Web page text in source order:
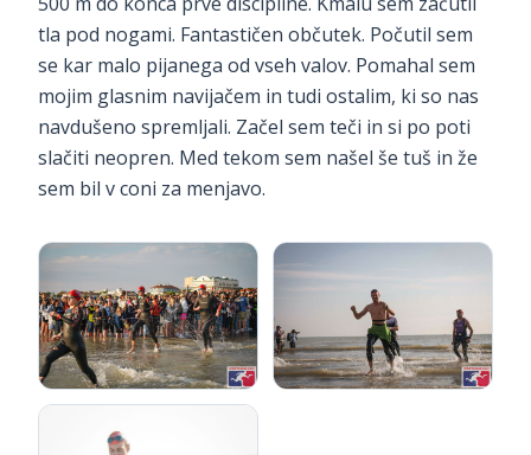
tla pod nogami. Fantastičen občutek. Počutil sem
se kar malo pijanega od vseh valov. Pomahal sem
mojim glasnim navijačem in tudi ostalim, ki so nas
navdušeno spremljali. Začel sem teči in si po poti
slačiti neopren. Med tekom sem našel še tuš in že
sem bil v coni za menjavo.